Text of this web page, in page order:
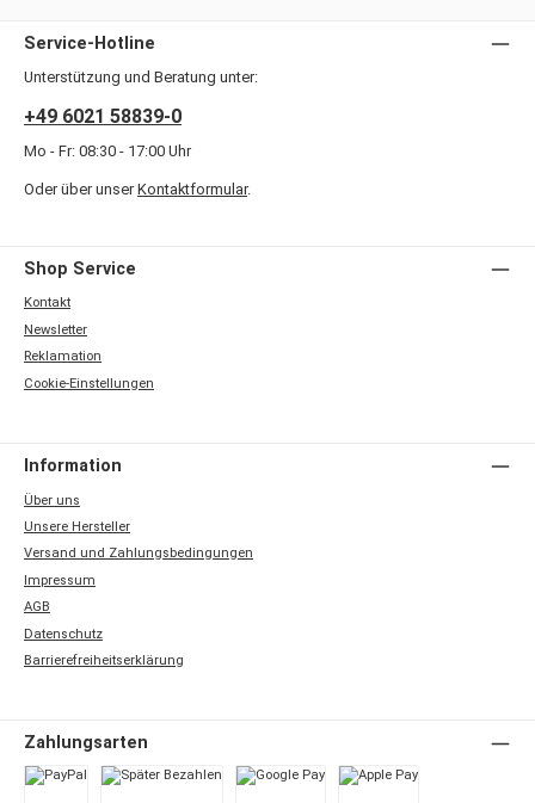
Service-Hotline
Unterstützung und Beratung unter:
+49 6021 58839-0
Mo - Fr: 08:30 - 17:00 Uhr
Oder über unser Kontaktformular.
Shop Service
Kontakt
Newsletter
Reklamation
Cookie-Einstellungen
Information
Über uns
Unsere Hersteller
Versand und Zahlungsbedingungen
Impressum
AGB
Datenschutz
Barrierefreiheitserklärung
Zahlungsarten